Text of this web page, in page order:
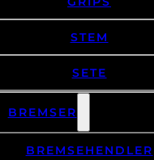
STEM
SETE
BREMSER
BREMSEHENDLER